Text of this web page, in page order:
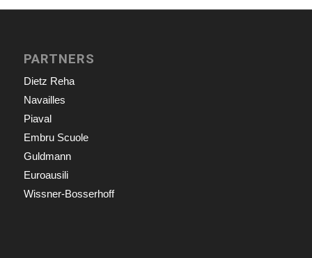
PARTNERS
Dietz Reha
Navailles
Piaval
Embru Scuole
Guldmann
Euroausili
Wissner-Bosserhoff